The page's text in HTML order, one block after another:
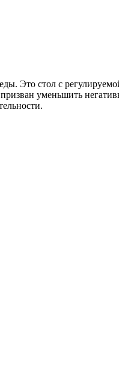
Это стол с
уменьшить